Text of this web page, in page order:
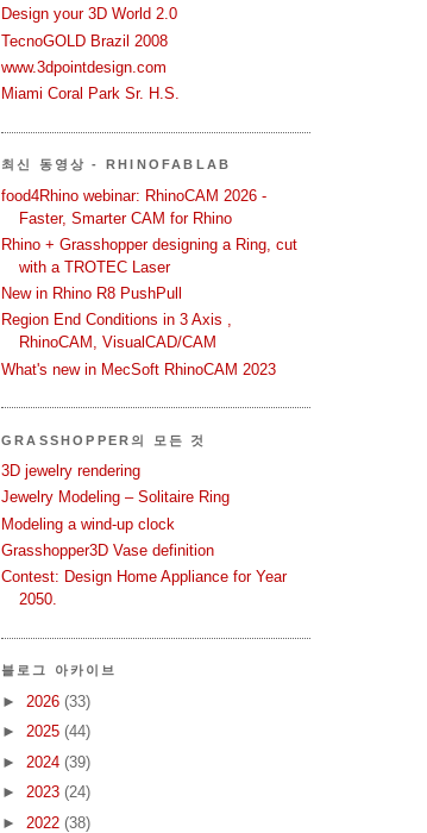
Design your 3D World 2.0
TecnoGOLD Brazil 2008
www.3dpointdesign.com
Miami Coral Park Sr. H.S.
최신 동영상 - RHINOFABLAB
food4Rhino webinar: RhinoCAM 2026 -
Faster, Smarter CAM for Rhino
Rhino + Grasshopper designing a Ring, cut
with a TROTEC Laser
New in Rhino R8 PushPull
Region End Conditions in 3 Axis ,
RhinoCAM, VisualCAD/CAM
What's new in MecSoft RhinoCAM 2023
GRASSHOPPER의 모든 것
3D jewelry rendering
Jewelry Modeling – Solitaire Ring
Modeling a wind-up clock
Grasshopper3D Vase definition
Contest: Design Home Appliance for Year
2050.
블로그 아카이브
► 2026 (33)
► 2025 (44)
► 2024 (39)
► 2023 (24)
► 2022 (38)